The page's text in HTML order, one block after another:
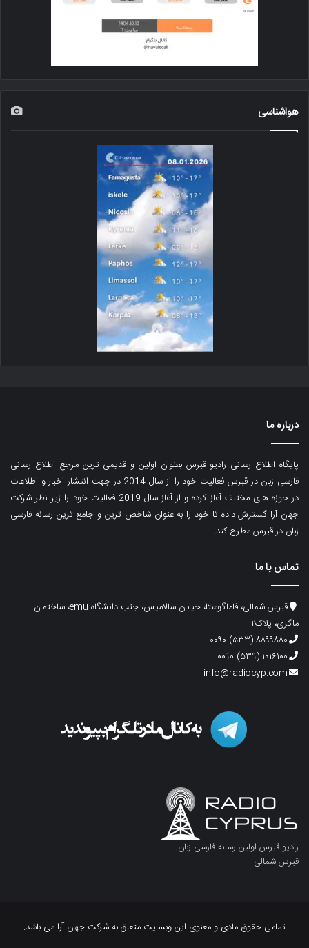
هواشناسی
درباره ما
پایگاه اطلاع رسانی رادیو قبرس بعنوان اولین و قدیمی ترین مرجع اطلاع رسانی
فارسی زبان در قبرس فعالیت خود را از سال 2014 در جهت انتشار اخبار و اطلاعات
در حوزه های مختلف آغاز کرده و از آغاز سال 2019 فعالیت خود را زیر نظر شرکت
جهان آرا گسترش داده تا خود را به عنوان شاخص ترین و جامع ترین رسانه فارسی
زبان در قبرس مطرح کند.
تماس با ما
قبرس شمالی، فاماگوستا، خیابان سالامیس، جنب دانشگاه emu، ساختمان
ماگری، پلاک۲
۸۸۹۹۸۸۰ (۵۳۳) ۰۰۹۰
۱۰۱۶۱۰۰ (۵۳۹) ۰۰۹۰
info@radiocyp.com
رادیو قبرس اولین رسانه فارسی زبان
قبرس شمالی
تمامی حقوق مادی و معنوی این وبسایت متعلق به شرکت جهان آرا می باشد.